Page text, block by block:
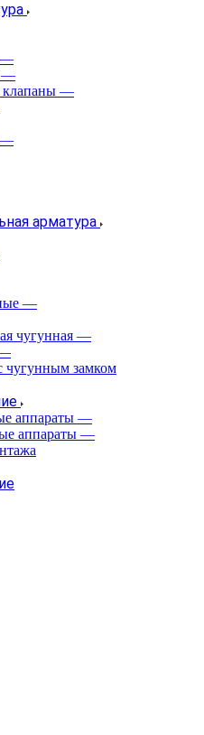
—
—
—
—
арматура
—
чугунная —
чугунным замком
аппараты —
аппараты —